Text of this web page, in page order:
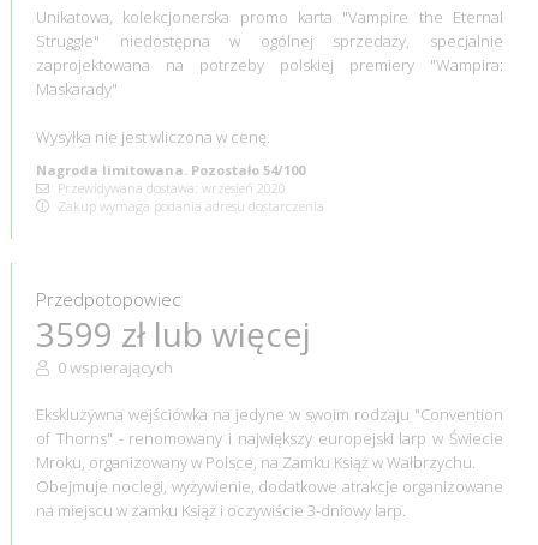
Unikatowa, kolekcjonerska promo karta "Vampire the Eternal
Struggle" niedostępna w ogólnej sprzedaży, specjalnie
zaprojektowana na potrzeby polskiej premiery "Wampira:
Maskarady"
Wysyłka nie jest wliczona w cenę.
Nagroda limitowana. Pozostało 54/100
Przewidywana dostawa: wrzesień 2020
Zakup wymaga podania adresu dostarczenia
Przedpotopowiec
3599 zł lub więcej
0 wspierających
Ekskluzywna wejściówka na jedyne w swoim rodzaju "Convention
of Thorns" - renomowany i największy europejski larp w Świecie
Mroku, organizowany w Polsce, na Zamku Książ w Wałbrzychu.
Obejmuje noclegi, wyżywienie, dodatkowe atrakcje organizowane
na miejscu w zamku Książ i oczywiście 3-dniowy larp.